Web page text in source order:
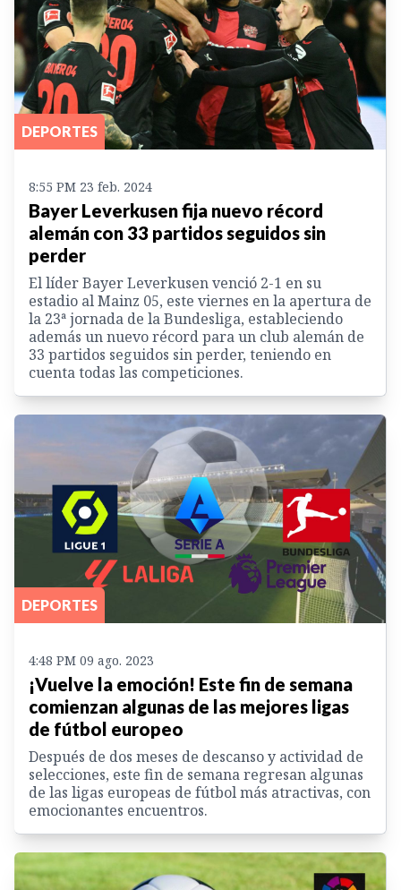
DEPORTES
8:55 PM 23 feb. 2024
Bayer Leverkusen fija nuevo récord
alemán con 33 partidos seguidos sin
perder
El líder Bayer Leverkusen venció 2-1 en su
estadio al Mainz 05, este viernes en la apertura de
la 23ª jornada de la Bundesliga, estableciendo
además un nuevo récord para un club alemán de
33 partidos seguidos sin perder, teniendo en
cuenta todas las competiciones.
DEPORTES
4:48 PM 09 ago. 2023
¡Vuelve la emoción! Este fin de semana
comienzan algunas de las mejores ligas
de fútbol europeo
Después de dos meses de descanso y actividad de
selecciones, este fin de semana regresan algunas
de las ligas europeas de fútbol más atractivas, con
emocionantes encuentros.